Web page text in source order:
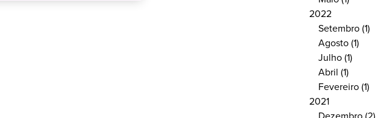
2022
Setembro (1)
Agosto (1)
Julho (1)
Abril (1)
Fevereiro (1)
2021